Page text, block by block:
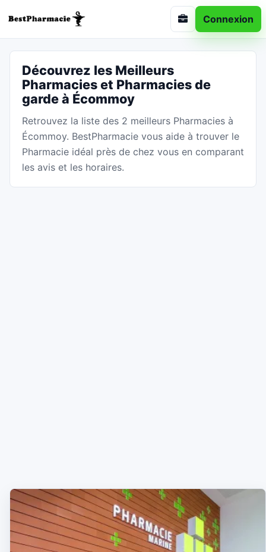
Connexion
Découvrez les Meilleurs
Pharmacies et Pharmacies de
garde à Écommoy
Retrouvez la liste des 2 meilleurs Pharmacies à
Écommoy. BestPharmacie vous aide à trouver le
Pharmacie idéal près de chez vous en comparant
les avis et les horaires.